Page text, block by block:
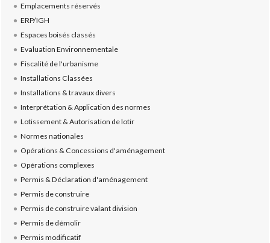
Emplacements réservés
ERP/IGH
Espaces boisés classés
Evaluation Environnementale
Fiscalité de l'urbanisme
Installations Classées
Installations & travaux divers
Interprétation & Application des normes
Lotissement & Autorisation de lotir
Normes nationales
Opérations & Concessions d'aménagement
Opérations complexes
Permis & Déclaration d'aménagement
Permis de construire
Permis de construire valant division
Permis de démolir
Permis modificatif